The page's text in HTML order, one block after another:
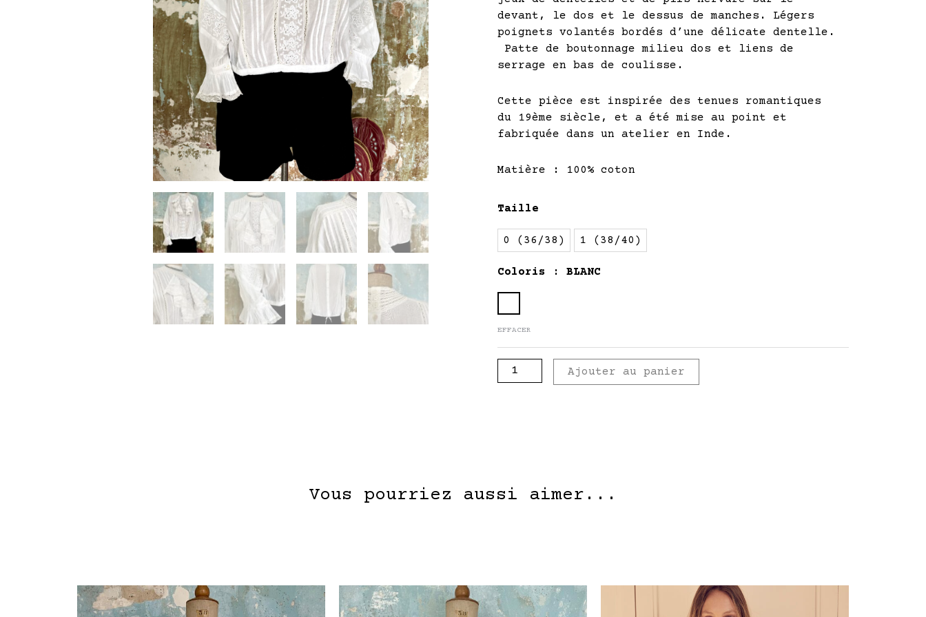
devant, le dos et le dessus de manches. Légers
poignets volantés bordés d’une délicate dentelle.
Patte de boutonnage milieu dos et liens de
serrage en bas de coulisse.
Cette pièce est inspirée des tenues romantiques
du 19ème siècle, et a été mise au point et
fabriquée dans un atelier en Inde.
Matière : 100% coton
Taille
0 (36/38) 1 (38/40)
Coloris : BLANC
EFFACER
quantité
APPOLINE
Ajouter au panier
Vous pourriez aussi aimer...
produit
Ce
produit